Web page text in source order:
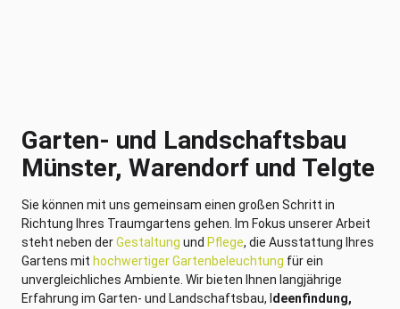
Garten- und Landschaftsbau
Münster, Warendorf und Telgte
Sie können mit uns gemeinsam einen großen Schritt in
Richtung Ihres Traumgartens gehen. Im Fokus unserer Arbeit
steht neben derGestaltung und Pflege, die Ausstattung Ihres
Gartens mit hochwertiger Gartenbeleuchtung für ein
unvergleichliches Ambiente. Wir bieten Ihnen langjährige
Erfahrung im Garten- und Landschaftsbau, I deenfindung,